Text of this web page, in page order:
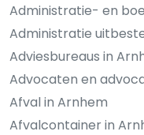
Administratie- en
Administratie
Adviesbureaus in
Advocaten en
Afval in Arnhem
Afvalcontainer in